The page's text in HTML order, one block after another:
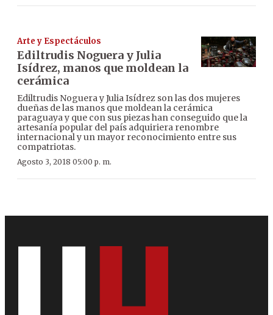
Arte y Espectáculos
Ediltrudis Noguera y Julia
Isídrez, manos que moldean la
cerámica
Ediltrudis Noguera y Julia Isídrez son las dos mujeres
dueñas de las manos que moldean la cerámica
paraguaya y que con sus piezas han conseguido que la
artesanía popular del país adquiriera renombre
internacional y un mayor reconocimiento entre sus
compatriotas.
Agosto 3, 2018 05:00 p. m.